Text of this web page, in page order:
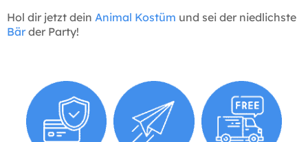
Hol dir jetzt dein Animal Kostüm und sei der niedlichste
Bär der Party!